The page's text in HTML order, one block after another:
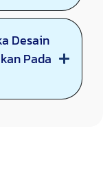
Desain
Pada